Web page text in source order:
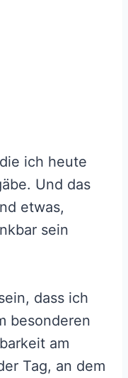
ich heute
Und das
etwas,
sein
dass ich
besonderen
am
Tag, an dem